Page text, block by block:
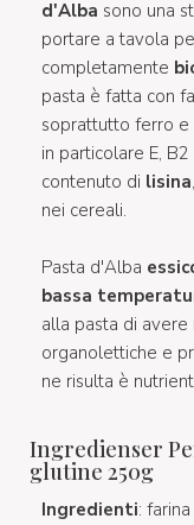
d'Alba sono una
portare a tavola
completamente
pasta è fatta con
soprattutto ferro e
in particolare E,
contenuto di lisina
nei cereali.
Pasta d'Alba
bassa
alla pasta di
organolettiche e
ne risulta è
Ingredienser
glutine 250g
Ingredienti: